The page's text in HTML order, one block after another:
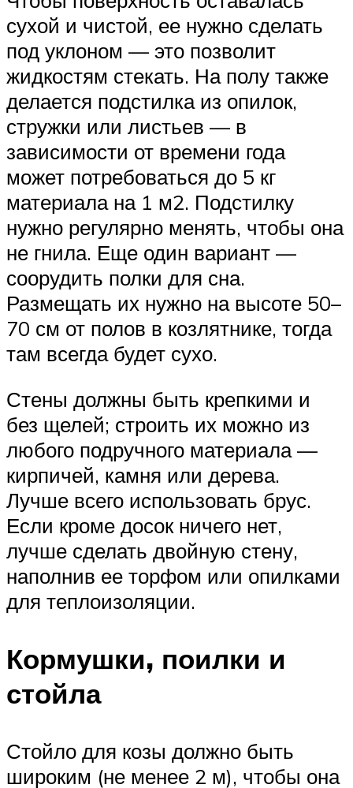
сухой и чистой, ее нужно сделать
под уклоном — это позволит
жидкостям стекать. На полу также
делается подстилка из опилок,
стружки или листьев — в
зависимости от времени года
может потребоваться до 5 кг
материала на 1 м2. Подстилку
нужно регулярно менять, чтобы она
не гнила. Еще один вариант —
соорудить полки для сна.
Размещать их нужно на высоте 50–
70 см от полов в козлятнике, тогда
там всегда будет сухо.
Стены должны быть крепкими и
без щелей; строить их можно из
любого подручного материала —
кирпичей, камня или дерева.
Лучше всего использовать брус.
Если кроме досок ничего нет,
лучше сделать двойную стену,
наполнив ее торфом или опилками
для теплоизоляции.
Кормушки, поилки и
стойла
Стойло для козы должно быть
широким (не менее 2 м), чтобы она